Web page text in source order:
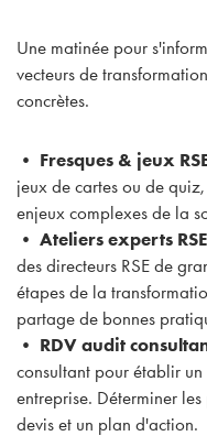
Une matinée pour
vecteurs de
concrètes.
• Fresques & jeux
jeux de cartes ou de
enjeux complexes de la
• Ateliers experts RSE
des directeurs RSE de
étapes de la
partage de bonnes
• RDV audit
consultant pour établir
entreprise. Déterminer
devis et un plan d'action.